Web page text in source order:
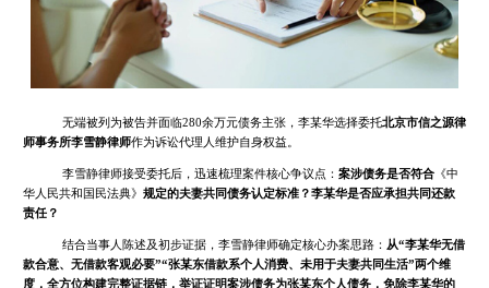
无端被列为被告并面临280余万元债务主张，李某华选择委托北京市信之源律
师事务所李雪静律师作为诉讼代理人维护自身权益。
李雪静律师接受委托后，迅速梳理案件核心争议点： 案涉债务是否符合 《中
华人民共和国民法典》 规定的夫妻共同债务认定标准？李某华是否应承担共同还款
责任？
结合当事人陈述及初步证据，李雪静律师确定核心办案思路： 从“李某华无借
款合意、无借款客观必要”“张某东借款系个人消费、未用于夫妻共同生活”两个维
度，全方位构建完整证据链，举证证明案涉债务为张某东个人债务，免除李某华的